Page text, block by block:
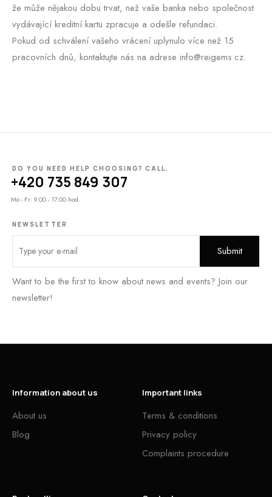
že může nějakou dobu trvat, než vaše banka nebo společnost
vydávající kreditní kartu zpracuje a odešle refundaci.
Pokud od schválení vašeho vrácení uplynulo více než 15
pracovních dnů, kontaktujte nás na adrese info@reigems.cz.
DO YOU NEED HELP CHOOSING? CALL.
+420 735 849 307
Mo - Fr: 9.00 - 17.00 hod.
NEWSLETTER
Want to be the first to know about news and events? Join our
newsletter!
Information about us
About us
Blog
Important links
Terms & conditions
Privacy policy
Complaints procedure